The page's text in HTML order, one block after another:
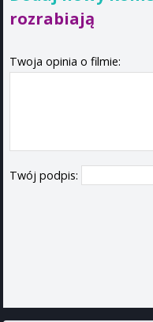
rozrabiają
Twoja opinia o filmie:
Twój podpis: